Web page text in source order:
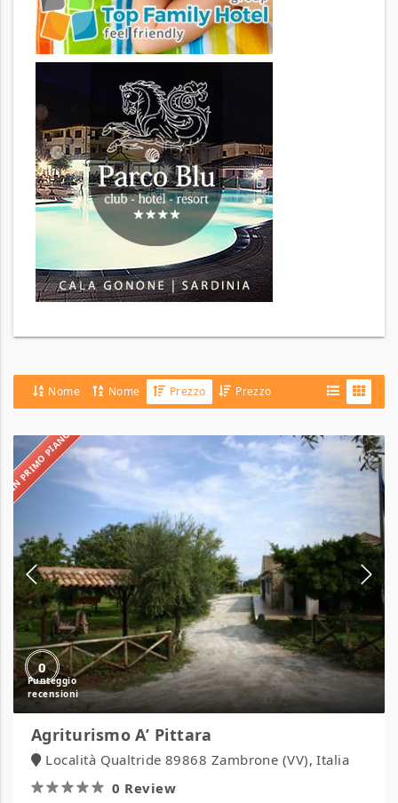
Nome Nome Prezzo Prezzo
IN PRIMO PIANO
0
A’
Agriturismo A’ Pittara
Località Qualtride 89868 Zambrone (VV), Italia
0 Review